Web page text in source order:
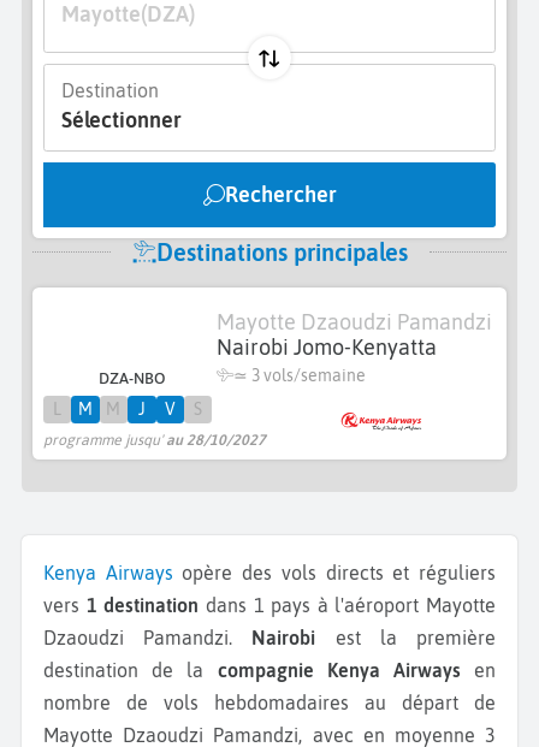
Mayotte(DZA)
Destination
Sélectionner
Rechercher
Destinations principales
DZA-NBO
Mayotte Dzaoudzi Pamandzi
Nairobi Jomo-Kenyatta
≃ 3 vols/semaine
programme jusqu'au 28/10/2027
M M J V S
Kenya Airways opère des vols directs et réguliers
vers 1 destination dans 1 pays à l'aéroport Mayotte
Dzaoudzi Pamandzi. Nairobi est la première
destination de la compagnie Kenya Airways en
nombre de vols hebdomadaires au départ de
Mayotte Dzaoudzi Pamandzi, avec en moyenne 3